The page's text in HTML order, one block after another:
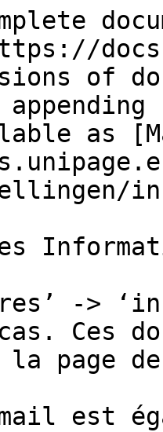
of
as
->
Ces
page
est